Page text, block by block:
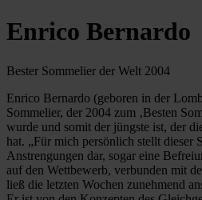
Enrico Bernardo
Bester Sommelier der Welt 2004
Enrico Bernardo (geboren in der
Sommelier, der 2004 zum ‚Besten
wurde und somit der jüngste ist, der
hat. „Für mich persönlich stellt dieser
Anstrengungen dar, sogar eine
auf den Wettbewerb, verbunden mit
ließ die letzten Wochen zunehmend